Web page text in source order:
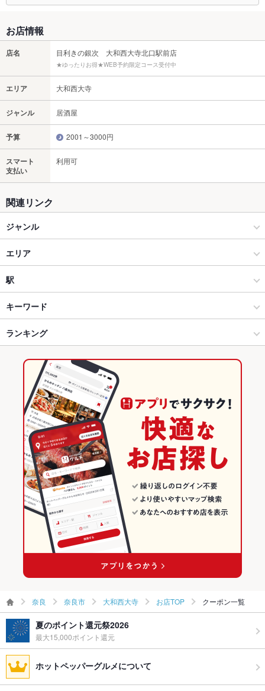
お店情報
店名 目利きの銀次 大和西大寺北口駅前店
★ゆったりお得★WEB予約限定コース受付中
エリア 大和西大寺
ジャンル 居酒屋
予算 2001～3000円
スマート
支払い
利用可
関連リンク
ジャンル
居酒屋
和風
奈良市 × 居酒屋
奈良市 × 和風
大和西大寺駅 × 居酒屋
大和西大寺駅 × 和風
エリア
大和西大寺
大和西大寺 × 居酒屋
大和西大寺 × 和風
奈良 × 居酒屋
奈良 × 和風
駅
大和西大寺駅
キーワード
からあげ
ウインナー ふぐ・てっちり 海鮮丼
ステーキ 餃子 ジンギスカン
ランキング
奈良のグルメランキング
奈良の居酒屋ランキング
奈良市のグルメランキング
奈良市の居酒屋ランキング
大和西大寺のグルメランキング
大和西大寺の居酒屋ランキング
奈良 奈良市 大和西大寺 お店TOP クーポン一覧
夏のポイント還元祭2026
最大15,000ポイント還元
ホットペッパーグルメについて